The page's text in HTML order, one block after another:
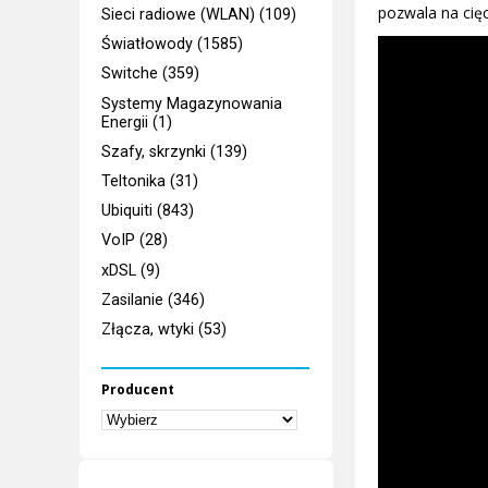
Sieci radiowe (WLAN) (109)
Światłowody (1585)
Switche (359)
Systemy Magazynowania
Energii (1)
Szafy, skrzynki (139)
Teltonika (31)
Ubiquiti (843)
VoIP (28)
xDSL (9)
Zasilanie (346)
Złącza, wtyki (53)
Producent
pozwala na